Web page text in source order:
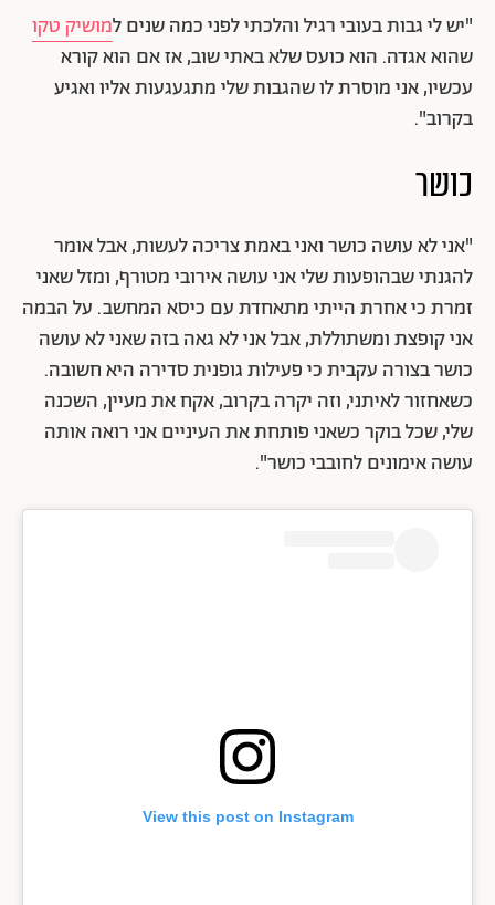
"יש לי גבות בעובי רגיל והלכתי לפני כמה שנים למושיק טקו
שהוא אגדה. הוא כועס שלא באתי שוב, אז אם הוא קורא
עכשיו, אני מוסרת לו שהגבות שלי מתגעגעות אליו ואגיע
בקרוב".
כושר
"אני לא עושה כושר ואני באמת צריכה לעשות, אבל אומר
להגנתי שבהופעות שלי אני עושה אירובי מטורף, ומזל שאני
זמרת כי אחרת הייתי מתאחדת עם כיסא המחשב. על הבמה
אני קופצת ומשתוללת, אבל אני לא גאה בזה שאני לא עושה
כושר בצורה עקבית כי פעילות גופנית סדירה היא חשובה.
כשאחזור לאיתני, וזה יקרה בקרוב, אקח את מעיין, השכנה
שלי, שכל בוקר כשאני פותחת את העיניים אני רואה אותה
עושה אימונים לחובבי כושר".
View this post on Instagram